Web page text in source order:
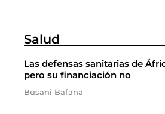
Salud
Las defensas sanitarias de
pero su financiación no
Busani Bafana